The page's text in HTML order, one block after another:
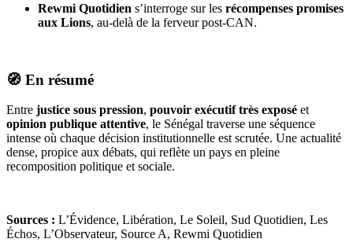
Rewmi Quotidien s’interroge sur les récompenses promises
aux Lions, au-delà de la ferveur post-CAN.
🧭 En résumé
Entre justice sous pression, pouvoir exécutif très exposé et
opinion publique attentive, le Sénégal traverse une séquence
intense où chaque décision institutionnelle est scrutée. Une actualité
dense, propice aux débats, qui reflète un pays en pleine
recomposition politique et sociale.
Sources : L’Évidence, Libération, Le Soleil, Sud Quotidien, Les
Échos, L’Observateur, Source A, Rewmi Quotidien